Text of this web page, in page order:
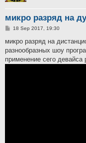
микро разряд на ду
P
s
18 Sep 2017, 19:30
микро разряд на
разнообразных шоу
применение сего девайса